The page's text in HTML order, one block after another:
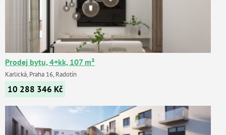
Prodej bytu, 4+kk, 107 m²
Karlická, Praha 16, Radotín
10 288 346 Kč